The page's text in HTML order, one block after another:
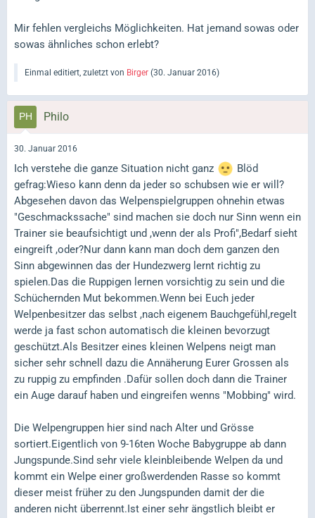
Mir fehlen vergleichs Möglichkeiten. Hat jemand sowas oder
sowas ähnliches schon erlebt?
Einmal editiert, zuletzt von Birger (30. Januar 2016)
Philo
30. Januar 2016
Ich verstehe die ganze Situation nicht ganz
Blöd
gefrag:Wieso kann denn da jeder so schubsen wie er will?
Abgesehen davon das Welpenspielgruppen ohnehin etwas
"Geschmackssache" sind machen sie doch nur Sinn wenn ein
Trainer sie beaufsichtigt und ,wenn der als Profi",Bedarf sieht
eingreift ,oder?Nur dann kann man doch dem ganzen den
Sinn abgewinnen das der Hundezwerg lernt richtig zu
spielen.Das die Ruppigen lernen vorsichtig zu sein und die
Schüchernden Mut bekommen.Wenn bei Euch jeder
Welpenbesitzer das selbst ,nach eigenem Bauchgefühl,regelt
werde ja fast schon automatisch die kleinen bevorzugt
geschützt.Als Besitzer eines kleinen Welpens neigt man
sicher sehr schnell dazu die Annäherung Eurer Grossen als
zu ruppig zu empfinden .Dafür sollen doch dann die Trainer
ein Auge darauf haben und eingreifen wenns "Mobbing" wird.
Die Welpengruppen hier sind nach Alter und Grösse
sortiert.Eigentlich von 9-16ten Woche Babygruppe ab dann
Jungspunde.Sind sehr viele kleinbleibende Welpen da und
kommt ein Welpe einer großwerdenden Rasse so kommt
dieser meist früher zu den Jungspunden damit der die
anderen nicht überrennt.Ist einer sehr ängstlich bleibt er